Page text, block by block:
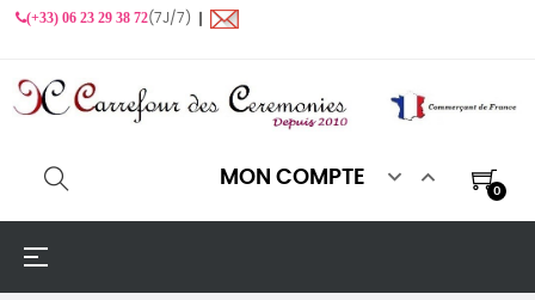
(+33) 06 23 29 38 72(7J/7) ❙
MON COMPTE  
0
Basculer
☰